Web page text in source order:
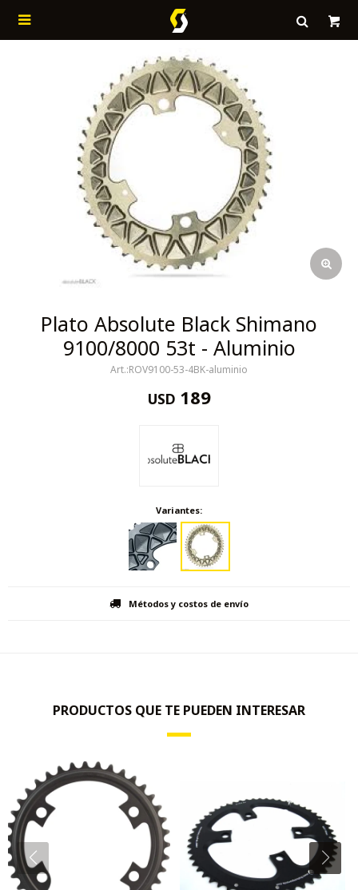

Plato Absolute Black Shimano
9100/8000 53t - Aluminio
ROV9100-53-4BK-aluminio
USD 189
Variantes:
Métodos y costos de envío
PRODUCTOS QUE TE PUEDEN INTERESAR